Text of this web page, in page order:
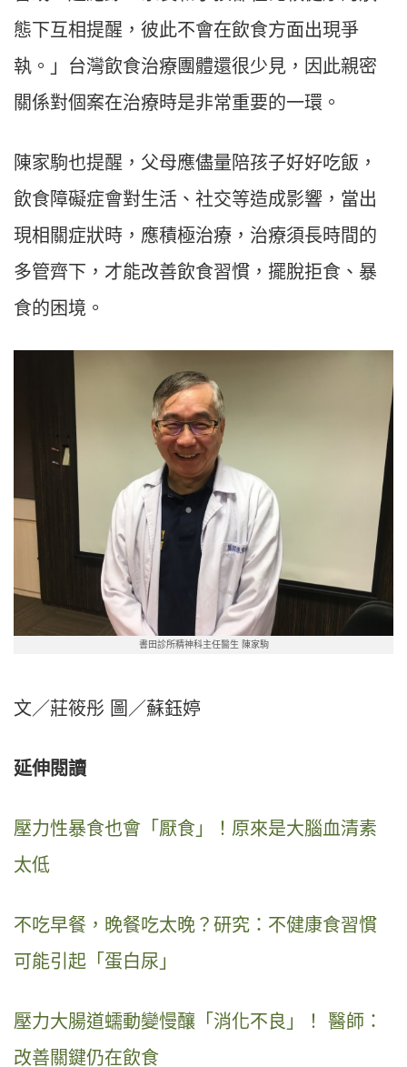
態下互相提醒，彼此不會在飲食方面出現爭
執。」台灣飲食治療團體還很少見，因此親密
關係對個案在治療時是非常重要的一環。
陳家駒也提醒，父母應儘量陪孩子好好吃飯，
飲食障礙症會對生活、社交等造成影響，當出
現相關症狀時，應積極治療，治療須長時間的
多管齊下，才能改善飲食習慣，擺脫拒食、暴
食的困境。
書田診所精神科主任醫生 陳家駒
文／莊筱彤 圖／蘇鈺婷
延伸閱讀
壓力性暴食也會「厭食」！原來是大腦血清素
太低
不吃早餐，晚餐吃太晚？研究：不健康食習慣
可能引起「蛋白尿」
壓力大腸道蠕動變慢釀「消化不良」！ 醫師：
改善關鍵仍在飲食